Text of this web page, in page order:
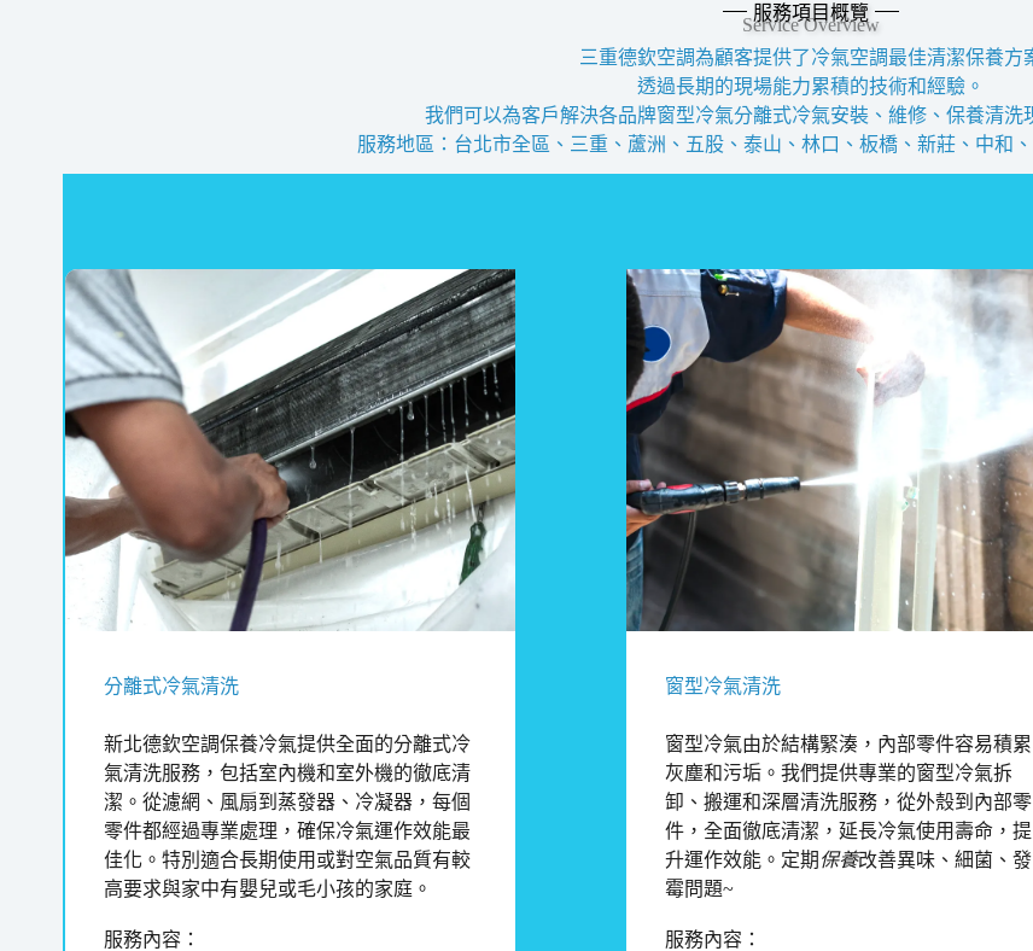
服務項目概覽
Service Overview
三重德欽空調為顧客提供了冷氣空調最佳清潔保養方
透過長期的現場能力累積的技術和經驗。
我們可以為客戶解決各品牌窗型冷氣分離式冷氣安裝、維修、保養清洗
服務地區：台北市全區、三重、蘆洲、五股、泰山、林口、板橋、新莊、中和
分離式冷氣清洗
新北德欽空調保養冷氣提供全面的分離式冷
氣清洗服務，包括室內機和室外機的徹底清
潔。從濾網、風扇到蒸發器、冷凝器，每個
零件都經過專業處理，確保冷氣運作效能最
佳化。特別適合長期使用或對空氣品質有較
高要求與家中有嬰兒或毛小孩的家庭。
服務內容：
窗型冷氣清洗
窗型冷氣由於結構緊湊，內部零件容易積累
灰塵和污垢。我們提供專業的窗型冷氣拆
卸、搬運和深層清洗服務，從外殼到內部零
件，全面徹底清潔，延長冷氣使用壽命，提
升運作效能。定期 保養改善異味、細菌、發
霉問題~
服務內容：